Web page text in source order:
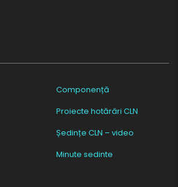
Componență
Proiecte hotărâri CLN
Ședințe CLN – video
Minute sedinte